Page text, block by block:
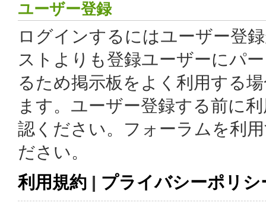
ユーザー登録
ログインするにはユーザー登
ストよりも登録ユーザーにパ
るため掲示板をよく利用する
ます。ユーザー登録する前に
認ください。フォーラムを利
ださい。
利用規約 | プライバシーポリシ